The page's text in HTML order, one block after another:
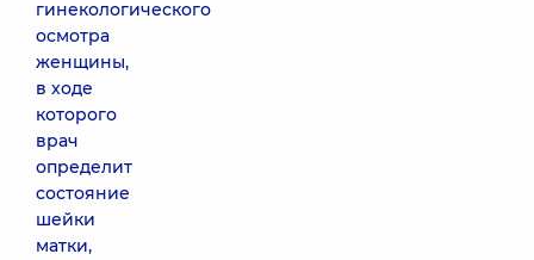
гинекологического
осмотра
женщины,
в ходе
которого
врач
определит
состояние
шейки
матки,